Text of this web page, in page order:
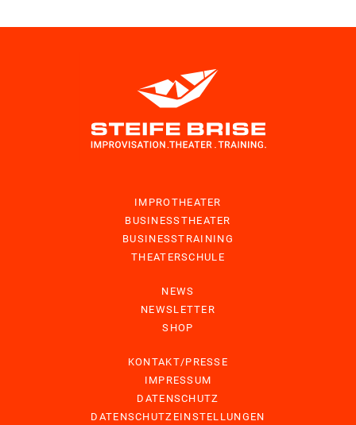
IMPROTHEATER
BUSINESSTHEATER
BUSINESSTRAINING
THEATERSCHULE
NEWS
NEWSLETTER
SHOP
KONTAKT/PRESSE
IMPRESSUM
DATENSCHUTZ
DATENSCHUTZEINSTELLUNGEN